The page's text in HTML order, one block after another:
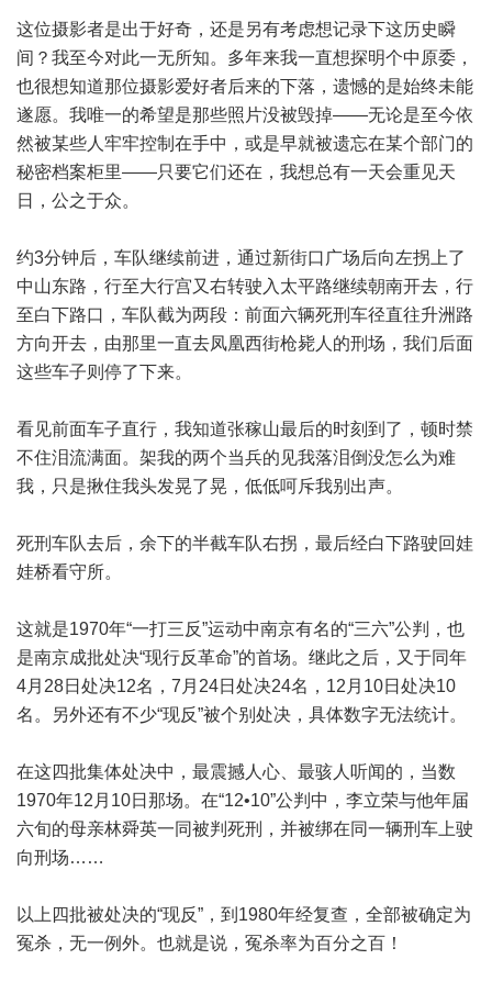
这位摄影者是出于好奇，还是另有考虑想记录下这历史瞬
间？我至今对此一无所知。多年来我一直想探明个中原委，
也很想知道那位摄影爱好者后来的下落，遗憾的是始终未能
遂愿。我唯一的希望是那些照片没被毁掉——无论是至今依
然被某些人牢牢控制在手中，或是早就被遗忘在某个部门的
秘密档案柜里——只要它们还在，我想总有一天会重见天
日，公之于众。
约3分钟后，车队继续前进，通过新街口广场后向左拐上了
中山东路，行至大行宫又右转驶入太平路继续朝南开去，行
至白下路口，车队截为两段：前面六辆死刑车径直往升洲路
方向开去，由那里一直去凤凰西街枪毙人的刑场，我们后面
这些车子则停了下来。
看见前面车子直行，我知道张稼山最后的时刻到了，顿时禁
不住泪流满面。架我的两个当兵的见我落泪倒没怎么为难
我，只是揪住我头发晃了晃，低低呵斥我别出声。
死刑车队去后，余下的半截车队右拐，最后经白下路驶回娃
娃桥看守所。
这就是1970年“一打三反”运动中南京有名的“三六”公判，也
是南京成批处决“现行反革命”的首场。继此之后，又于同年
4月28日处决12名，7月24日处决24名，12月10日处决10
名。另外还有不少“现反”被个别处决，具体数字无法统计。
在这四批集体处决中，最震撼人心、最骇人听闻的，当数
1970年12月10日那场。在“12•10”公判中，李立荣与他年届
六旬的母亲林舜英一同被判死刑，并被绑在同一辆刑车上驶
向刑场……
以上四批被处决的“现反”，到1980年经复查，全部被确定为
冤杀，无一例外。也就是说，冤杀率为百分之百！